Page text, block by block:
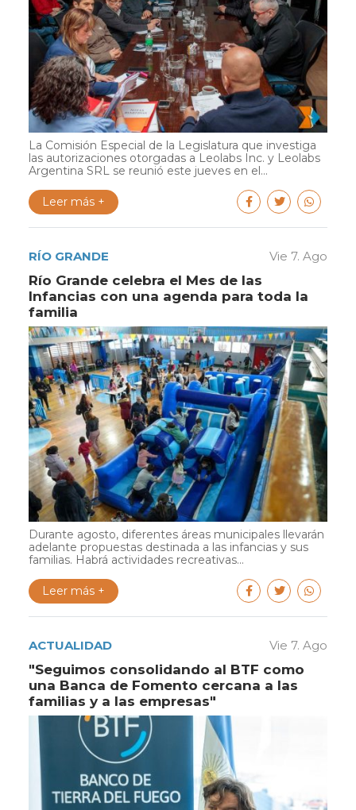
La Comisión Especial de la Legislatura que investiga
las autorizaciones otorgadas a Leolabs Inc. y Leolabs
Argentina SRL se reunió este jueves en el...
Leer más +
RÍO GRANDE Vie 7. Ago
Río Grande celebra el Mes de las
Infancias con una agenda para toda la
familia
Durante agosto, diferentes áreas municipales llevarán
adelante propuestas destinada a las infancias y sus
familias. Habrá actividades recreativas...
Leer más +
ACTUALIDAD Vie 7. Ago
"Seguimos consolidando al BTF como
una Banca de Fomento cercana a las
familias y a las empresas"